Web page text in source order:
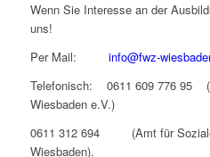
Wenn Sie Interesse an der
uns!
Per Mail: info@fwz-
Telefonisch: 0611 609 776 95
Wiesbaden e.V.)
0611 312 694 (Amt für Soziale
Wiesbaden).